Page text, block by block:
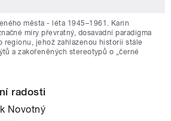
města - léta 1945–1961. Karin
míry převratný, dosavadní paradigma
regionu, jehož zahlazenou historii stále
a zakořeněných stereotypů o „černé
radosti
Novotný